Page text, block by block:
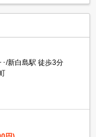
･/新白島駅 徒歩3分